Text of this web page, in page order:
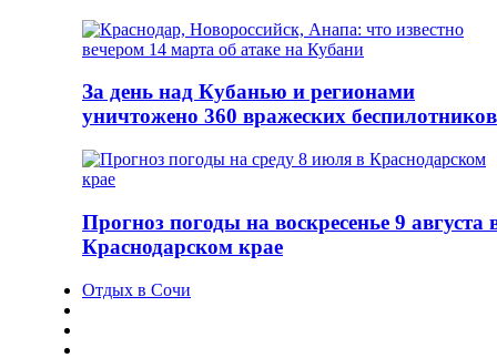
За день над Кубанью и регионами
уничтожено 360 вражеских беспилотников
Прогноз погоды на воскресенье 9 августа
Краснодарском крае
Отдых в Сочи